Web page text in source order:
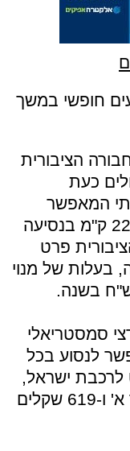
ונוסעים חופשי במשך
הציבורית
כעת
המאפשר
נסיעה חופשית בכל הארץ (עד 225 ק"מ בנסיעה
פרט
בעלות של מנוי
סמסטריאלי
לנסוע בכל
לרכבת ישראל,
בעלות של 557 שקלים לסמסטר א' ו-619 שקלים